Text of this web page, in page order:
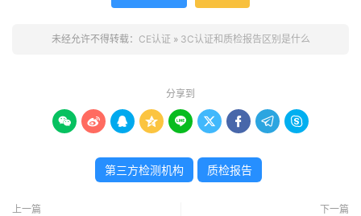
未经允许不得转载： CE认证 » 3C认证和质检报告区别是什么
分享到
        
第三方检测机构 质检报告
上一篇 下一篇